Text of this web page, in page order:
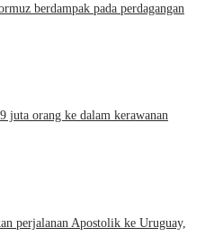
berdampak pada perdagangan
juta orang ke dalam kerawanan
perjalanan Apostolik ke Uruguay,